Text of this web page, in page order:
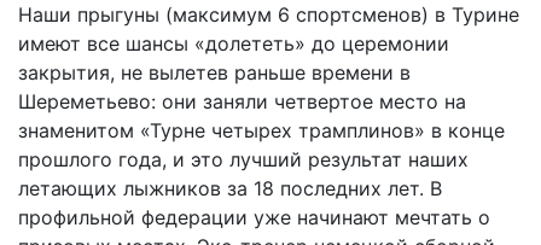
Наши прыгуны (максимум 6 спортсменов) в Турине
имеют все шансы «долететь» до церемонии
закрытия, не вылетев раньше времени в
Шереметьево: они заняли четвертое место на
знаменитом «Турне четырех трамплинов» в конце
прошлого года, и это лучший результат наших
летающих лыжников за 18 последних лет. В
профильной федерации уже начинают мечтать о